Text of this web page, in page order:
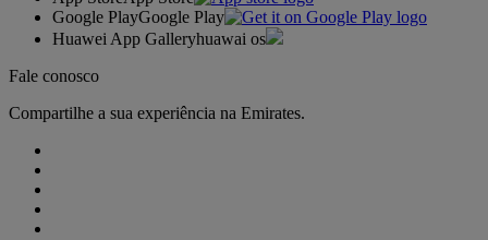
Google PlayGoogle Play
Huawei App Galleryhuawai os
Fale conosco
Compartilhe a sua experiência na Emirates.